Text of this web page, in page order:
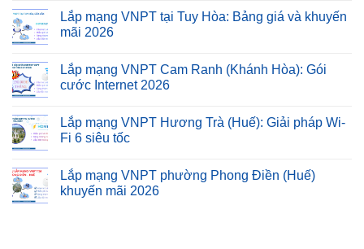
Lắp mạng VNPT tại Tuy Hòa: Bảng giá và khuyến
mãi 2026
Lắp mạng VNPT Cam Ranh (Khánh Hòa): Gói
cước Internet 2026
Lắp mạng VNPT Hương Trà (Huế): Giải pháp Wi-
Fi 6 siêu tốc
Lắp mạng VNPT phường Phong Điền (Huế)
khuyến mãi 2026